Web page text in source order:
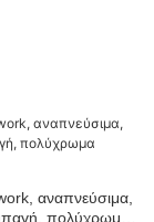
αναπνεύσιμα,
πολύχρωμα